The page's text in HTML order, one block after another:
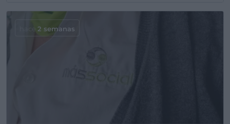
hace 2 semanas